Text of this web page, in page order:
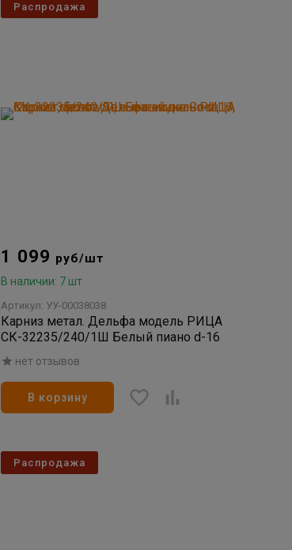
1 099 руб/шт
В наличии: 7 шт
Артикул: УУ-00038038
Карниз метал. Дельфа модель РИЦА
СК-32235/240/1Ш Белый пиано d-16
нет отзывов
В корзину
Распродажа
Распродажа